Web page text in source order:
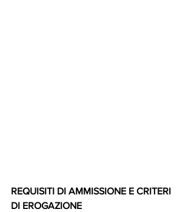
REQUISITI DI AMMISSIONE E CRITERI
DI EROGAZIONE